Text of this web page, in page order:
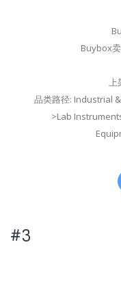
Buybox
上
品类路径: Industrial
>Lab
#3